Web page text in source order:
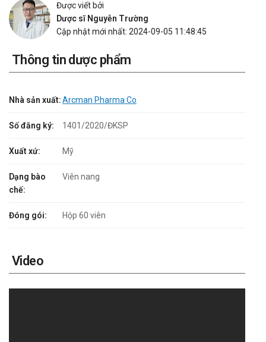
Được viết bởi
Dược sĩ Nguyễn Trường
Cập nhật mới nhất: 2024-09-05 11:48:45
Thông tin dược phẩm
Nhà sản xuất:Arcman Pharma Co
Số đăng ký: 1401/2020/ĐKSP
Xuất xứ: Mỹ
Dạng bào
chế:
Viên nang
Đóng gói: Hộp 60 viên
Video